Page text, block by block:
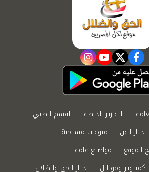
facebook
twitter
youtube
instagram
التقارير الخاصة
القسم الطبي
اخبار الفن
منوعات مسيحية
الموقع
مواضيع عامة
كمبيوتر وموبايل اخبار الحق والضلال